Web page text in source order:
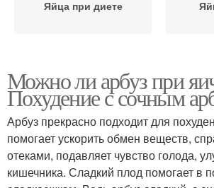
Яйца при диете
Блюда из яиц
Можно ли арбуз при
Похудение с сочным
Арбуз прекрасно подходит для
помогает ускорить обмен веществ,
отеками, подавляет чувство голода,
кишечника. Сладкий плод помогает в